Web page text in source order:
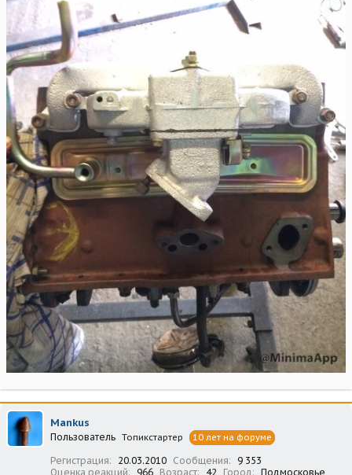
Mankus
Пользователь Топикстартер 10 лет на форуме
Регистрация 20.03.2010 Сообщения
9 353
Оценка реакций
966 Возраст 42 Город Подмосковье